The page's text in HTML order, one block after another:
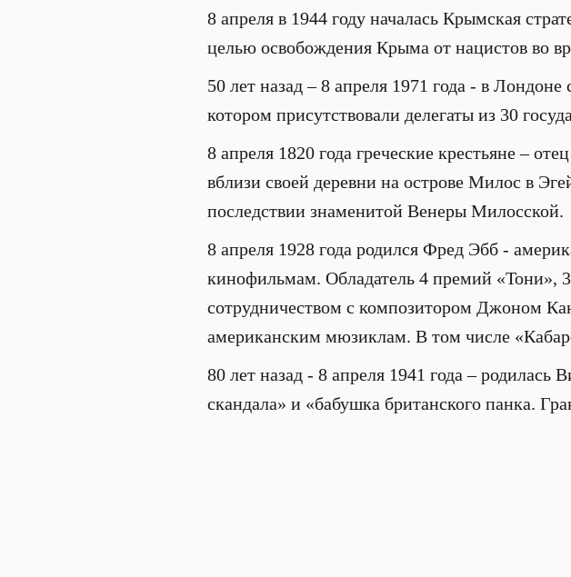
8 апреля в 1944 году началась Крымская
целью освобождения Крыма от нацистов во
50 лет назад – 8 апреля 1971 года - в
котором присутствовали делегаты из 30
8 апреля 1820 года греческие крестьяне –
вблизи своей деревни на острове Милос в
последствии знаменитой Венеры Милосской.
8 апреля 1928 года родился Фред Эбб -
кинофильмам. Обладатель 4 премий
сотрудничеством с композитором Джоном
американским мюзиклам. В том числе
80 лет назад - 8 апреля 1941 года – родилась
скандала» и «бабушка британского панка.